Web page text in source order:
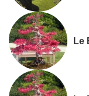
Le